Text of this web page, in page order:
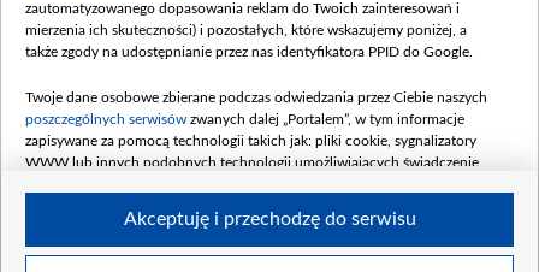
Dofinansowanie 900 000 000,00 PLN
Data podpisania umowy: LUTY 2026 (wpłata
kwiecień 180 mln, 7 maja 180 mln, 8
czerwca 90 mln)
Dofinansowanie 250 000 000,00 PLN
4 sierpnia 250 mln
zautomatyzowanego dopasowania reklam do Twoich zainteresowań i
mierzenia ich skuteczności) i pozostałych, które wskazujemy poniżej, a
także zgody na udostępnianie przez nas identyfikatora PPID do Google.
Twoje dane osobowe zbierane podczas odwiedzania przez Ciebie naszych
poszczególnych serwisów zwanych dalej „Portalem”, w tym informacje
zapisywane za pomocą technologii takich jak: pliki cookie, sygnalizatory
WWW lub innych podobnych technologii umożliwiających świadczenie
Akceptuję i przechodzę do serwisu